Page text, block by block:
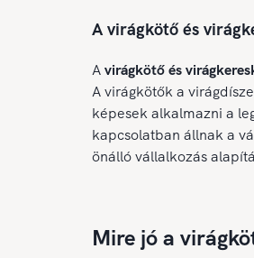
A virágkötő és
Avirágkötő és
A virágkötők a
képesek alkalmazni a
kapcsolatban állnak a
önálló vállalkozás
Mire jó a